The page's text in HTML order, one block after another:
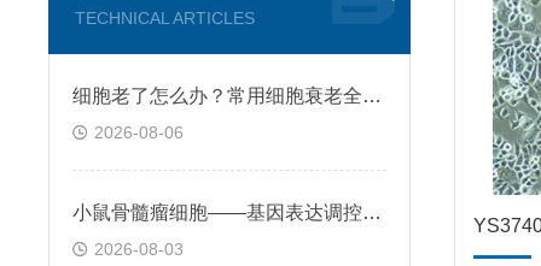
TECHNICAL ARTICLES
细胞老了怎么办？常用细胞衰老全解析
2026-08-06
小鼠骨髓瘤细胞——基因表达调控与个性化治疗探索
2026-08-03